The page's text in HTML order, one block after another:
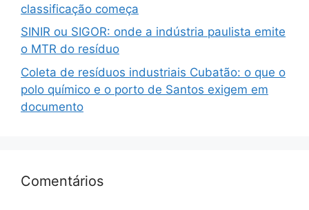
classificação começa
SINIR ou SIGOR: onde a indústria paulista emite
o MTR do resíduo
Coleta de resíduos industriais Cubatão: o que o
polo químico e o porto de Santos exigem em
documento
Comentários